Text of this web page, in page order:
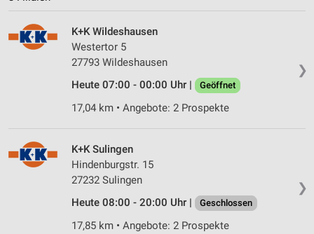
❯
K+K Wildeshausen
Westertor 5
27793 Wildeshausen
Heute 07:00 - 00:00 Uhr |
Geöffnet
17,04 km • Angebote: 2 Prospekte
❯
K+K Sulingen
Hindenburgstr. 15
27232 Sulingen
Heute 08:00 - 20:00 Uhr |
Geschlossen
17,85 km • Angebote: 2 Prospekte